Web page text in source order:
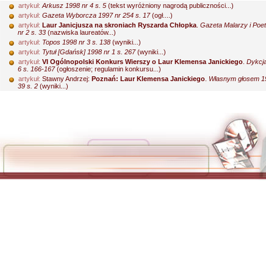
artykuł: Arkusz 1998 nr 4 s. 5 (tekst wyróżniony nagrodą publiczności...)
artykuł: Gazeta Wyborcza 1997 nr 254 s. 17(ogł....)
artykuł: Laur Janicjusza na skroniach Ryszarda Chłopka Gazeta Malarzy i
nr 2 s. 33 (nazwiska laureatów...)
artykuł: Topos 1998 nr 3 s. 138 (wyniki...)
artykuł: Tytuł [Gdańsk] 1998 nr 1 s. 267(wyniki...)
artykuł: VI Ogólnopolski Konkurs Wierszy o Laur Klemensa Janickiego
6 s. 166-167(ogłoszenie; regulamin konkursu...)
artykuł: Stawny Andrzej: Poznań: Laur Klemensa Janickiego Własnym głosem
39 s. 2 (wyniki...)